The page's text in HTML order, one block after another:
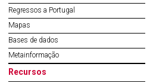
Regressos a Portugal
Mapas
Bases de dados
Metainformação
Recursos